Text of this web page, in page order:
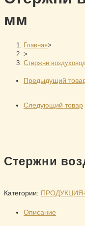
мм
Главная>
>
Стержни
Предыдущий
Следующий товар
Стержни
Категории:
Описание